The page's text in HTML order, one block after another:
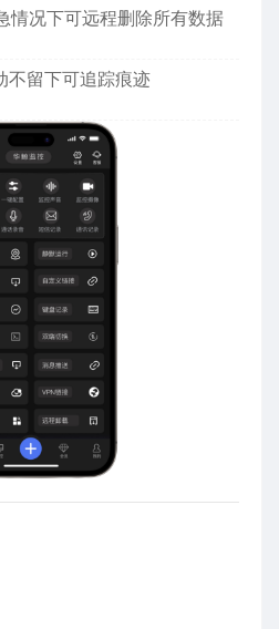
情况下可远程删除所有数据
不留下可追踪痕迹